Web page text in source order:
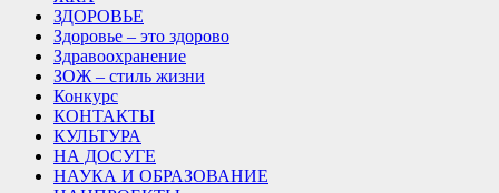
ЗДОРОВЬЕ
Здоровье – это здорово
Здравоохранение
ЗОЖ – стиль жизни
Конкурс
КОНТАКТЫ
КУЛЬТУРА
НА ДОСУГЕ
НАУКА И ОБРАЗОВАНИЕ